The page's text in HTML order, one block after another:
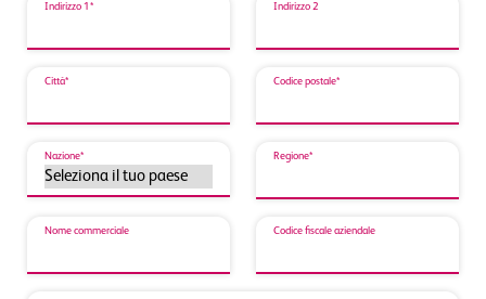
Indirizzo 1* Indirizzo 2
Città* Codice postale*
Nazione* Regione*
Nome commerciale Codice fiscale aziendale